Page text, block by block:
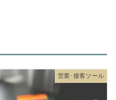
営業･接客ツール